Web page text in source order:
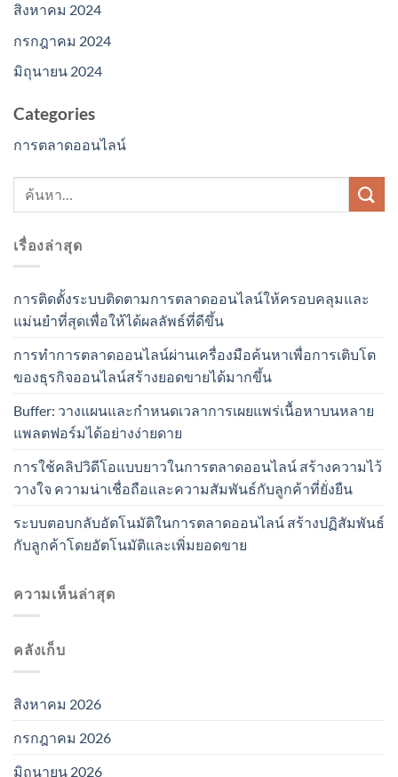
สิงหาคม 2024
กรกฎาคม 2024
มิถุนายน 2024
Categories
การตลาดออนไลน์
เรื่องล่าสุด
การติดตั้งระบบติดตามการตลาดออนไลน์ให้ครอบคลุมและ
แม่นยำที่สุดเพื่อให้ได้ผลลัพธ์ที่ดีขึ้น
การทำการตลาดออนไลน์ผ่านเครื่องมือค้นหาเพื่อการเติบโต
ของธุรกิจออนไลน์สร้างยอดขายได้มากขึ้น
Buffer: วางแผนและกำหนดเวลาการเผยแพร่เนื้อหาบนหลาย
แพลตฟอร์มได้อย่างง่ายดาย
การใช้คลิปวิดีโอแบบยาวในการตลาดออนไลน์ สร้างความไว้
วางใจ ความน่าเชื่อถือและความสัมพันธ์กับลูกค้าที่ยั่งยืน
ระบบตอบกลับอัตโนมัติในการตลาดออนไลน์ สร้างปฏิสัมพันธ์
กับลูกค้าโดยอัตโนมัติและเพิ่มยอดขาย
ความเห็นล่าสุด
คลังเก็บ
สิงหาคม 2026
กรกฎาคม 2026
มิถุนายน 2026